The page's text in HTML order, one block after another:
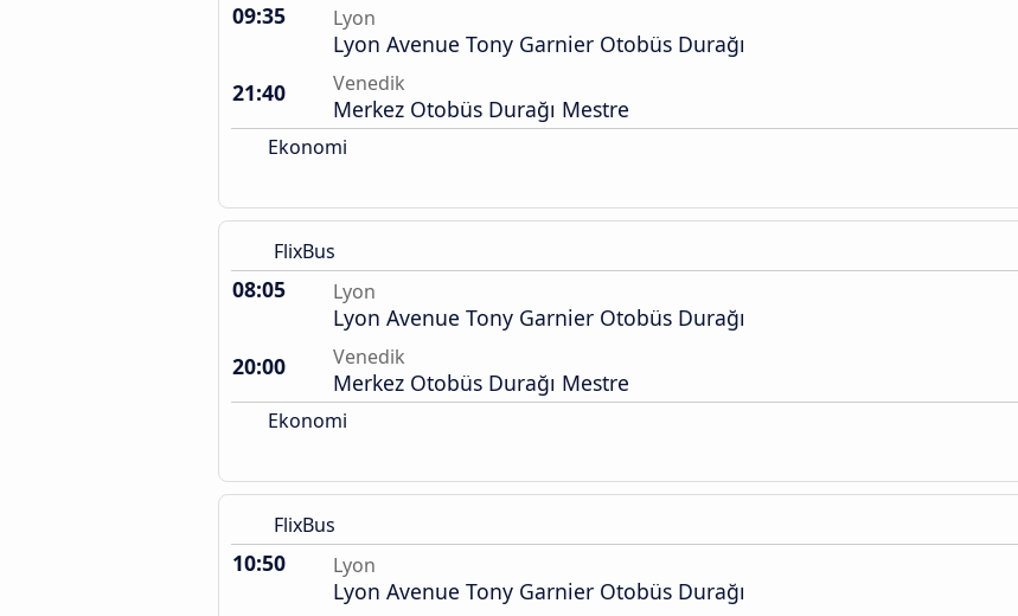
09:35 Lyon
Lyon Avenue Tony Garnier Otobüs Durağı
21:40
Venedik
Merkez Otobüs Durağı Mestre
Ekonomi
FlixBus
08:05 Lyon
Lyon Avenue Tony Garnier Otobüs Durağı
20:00
Venedik
Merkez Otobüs Durağı Mestre
Ekonomi
FlixBus
10:50 Lyon
Lyon Avenue Tony Garnier Otobüs Durağı